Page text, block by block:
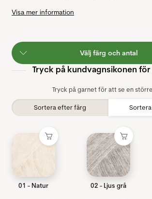
Visa mer information
Välj färg och antal
Tryck på kundvagnsikonen
Tryck på garnet för att se en
Sortera efter färg
01 - Natur 02 - Ljus grå